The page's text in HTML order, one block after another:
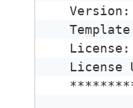
License